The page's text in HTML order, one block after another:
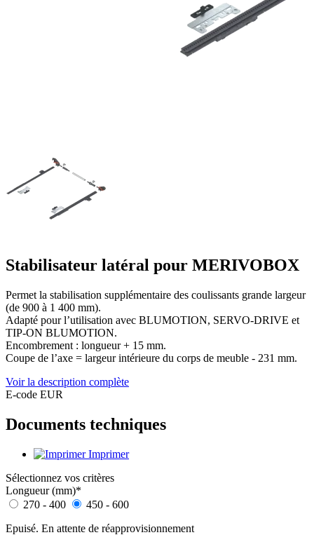
Stabilisateur latéral pour MERIVOBOX
Permet la stabilisation supplémentaire des coulissants grande largeur
(de 900 à 1 400 mm).
Adapté pour l’utilisation avec BLUMOTION, SERVO-DRIVE et
TIP-ON BLUMOTION.
Encombrement : longueur + 15 mm.
Coupe de l’axe = largeur intérieure du corps de meuble - 231 mm.
Voir la description complète
E-code EUR
Documents techniques
Imprimer
Sélectionnez vos critères
Longueur (mm)*
270 - 400
450 - 600
Epuisé. En attente de réapprovisionnement